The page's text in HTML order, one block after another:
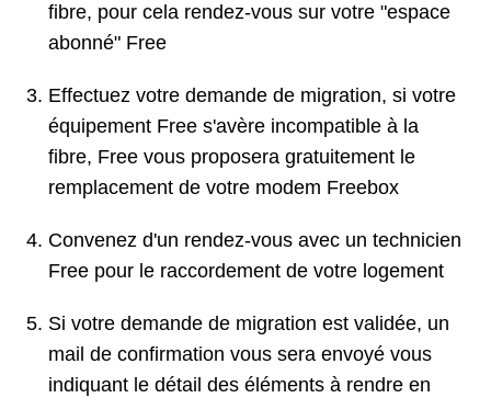
fibre, pour cela rendez-vous sur votre "espace
abonné" Free
Effectuez votre demande de migration, si votre
équipement Free s'avère incompatible à la
fibre, Free vous proposera gratuitement le
remplacement de votre modem Freebox
Convenez d'un rendez-vous avec un technicien
Free pour le raccordement de votre logement
Si votre demande de migration est validée, un
mail de confirmation vous sera envoyé vous
indiquant le détail des éléments à rendre en